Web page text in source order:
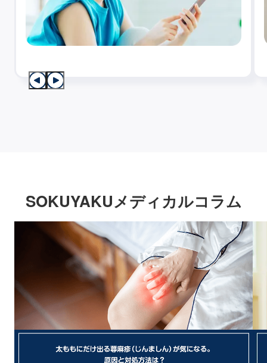
SOKUYAKUメディカルコラム